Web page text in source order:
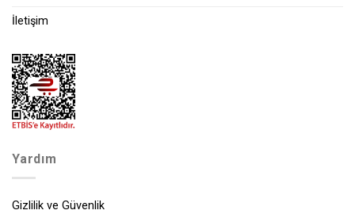
İletişim
Yardım
Gizlilik ve Güvenlik